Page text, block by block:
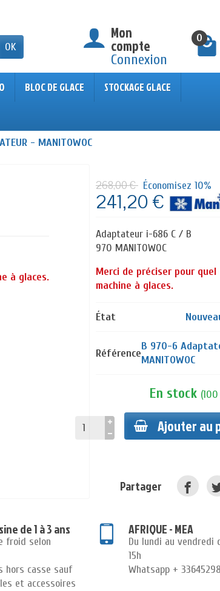
OK
Mon
compte
Connexion
0
BLOC DE GLACE STOCKAGE GLACE
- MANITOWOC
à glaces.
268,00 € Économisez 10%
241,20 € HT
Adaptateur i-686 C / B
970 MANITOWOC
Merci de préciser pour
machine à glaces.
État
Référence
B 970-6
MANITOWOC
En stock (100
Ajouter au
Partager
de 1 à 3 ans
froid selon
hors casse sauf
et accessoires
AFRIQUE - MEA
Du lundi au vendredi
15h
Whatsapp +